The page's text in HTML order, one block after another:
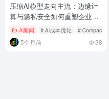
压缩AI模型走向主流：边缘计
算与隐私安全如何重塑企业AI
部署格局？
Ai新闻 # AI成本优化 # CompactifAI
5个月前 38